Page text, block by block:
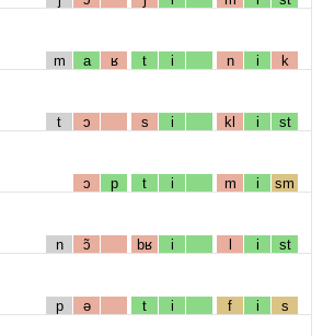
m a ʁ t i n i k
t ɔ s i kl i st
ɔ p t i m i sm
n ɔ̃ bʁ i l i st
p ə t i f i s